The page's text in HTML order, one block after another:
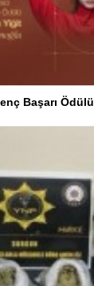
Başarı Ödülü